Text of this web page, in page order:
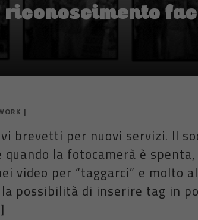
|
brevetti per nuovi servizi. Il
la fotocamerà è spenta,
video per “taggarci” e molto
possibilità di inserire tag in